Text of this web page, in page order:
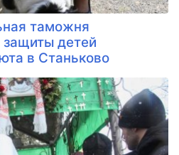
таможня
детей
в Станьково